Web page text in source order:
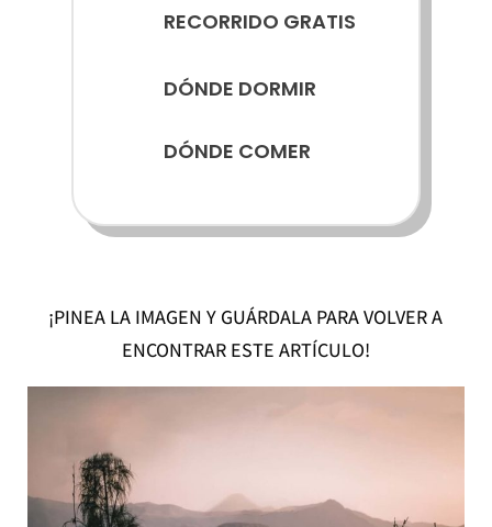
RECORRIDO GRATIS
DÓNDE DORMIR
DÓNDE COMER
¡PINEA LA IMAGEN Y GUÁRDALA PARA VOLVER A
ENCONTRAR ESTE ARTÍCULO!